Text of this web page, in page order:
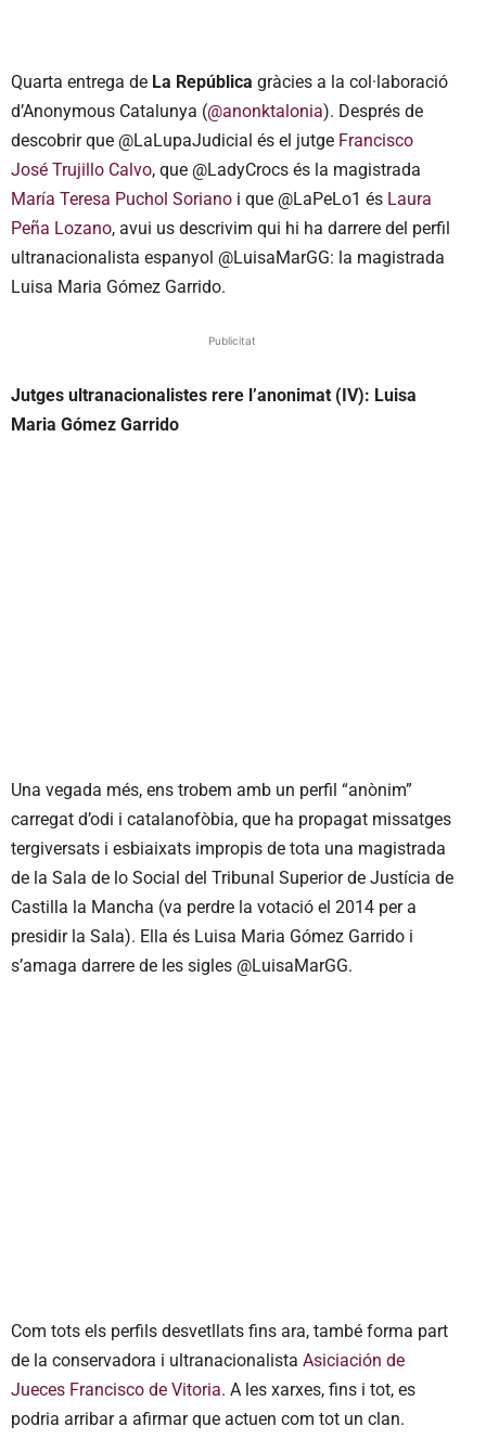
Quarta entrega de La República gràcies a la col·laboració
d’Anonymous Catalunya (@anonktalonia). Després de
descobrir que @LaLupaJudicial és el jutge Francisco
José Trujillo Calvo, que @LadyCrocs és la magistrada
María Teresa Puchol Soriano i que @LaPeLo1 és Laura
Peña Lozano, avui us descrivim qui hi ha darrere del perfil
ultranacionalista espanyol @LuisaMarGG: la magistrada
Luisa Maria Gómez Garrido.
Publicitat
Jutges ultranacionalistes rere l’anonimat (IV): Luisa
Maria Gómez Garrido
Una vegada més, ens trobem amb un perfil “anònim”
carregat d’odi i catalanofòbia, que ha propagat missatges
tergiversats i esbiaixats impropis de tota una magistrada
de la Sala de lo Social del Tribunal Superior de Justícia de
Castilla la Mancha (va perdre la votació el 2014 per a
presidir la Sala). Ella és Luisa Maria Gómez Garrido i
s’amaga darrere de les sigles @LuisaMarGG.
Com tots els perfils desvetllats fins ara, també forma part
de la conservadora i ultranacionalista Asiciación de
Jueces Francisco de Vitoria. A les xarxes, fins i tot, es
podria arribar a afirmar que actuen com tot un clan.